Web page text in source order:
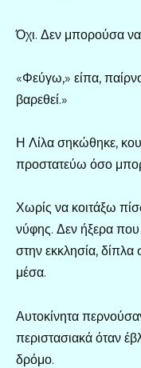
Όχι. Δεν μπορούσα να
«Φεύγω,» είπα,
βαρεθεί.»
Η Λίλα σηκώθηκε,
προστατεύω όσο
Χωρίς να κοιτάξω
νύφης. Δεν ήξερα
στην εκκλησία,
μέσα.
Αυτοκίνητα
περιστασιακά όταν
δρόμο.